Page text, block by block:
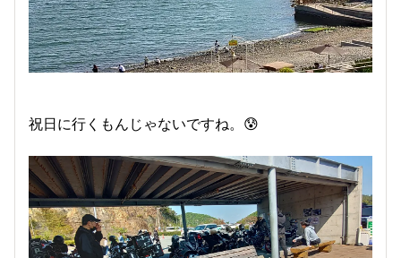
祝日に行くもんじゃないですね。😰